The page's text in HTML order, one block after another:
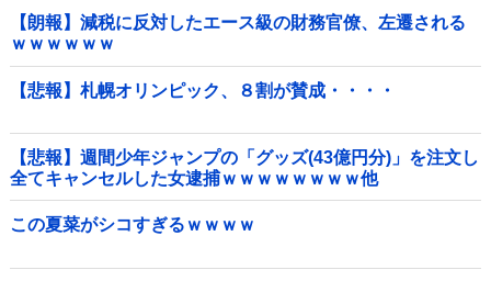
【朗報】減税に反対したエース級の財務官僚、左遷される
ｗｗｗｗｗｗ
【悲報】札幌オリンピック、８割が賛成・・・・
【悲報】週間少年ジャンプの「グッズ(43億円分)」を注文し
全てキャンセルした女逮捕ｗｗｗｗｗｗｗｗ他
この夏菜がシコすぎるｗｗｗｗ